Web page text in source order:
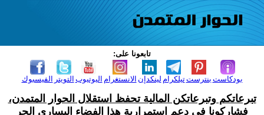
تابعونا على:
الفيسبوك التويتر اليوتيوب الانستغرام لينكدإن تيلكرامبنترست بودكاست
تبرعاتكم وتبرعاتكن المالية تحفظ استقلال الحوار المتمدن،
فشاركونا في دعم استمرارية هذا الفضاء اليساري الحر